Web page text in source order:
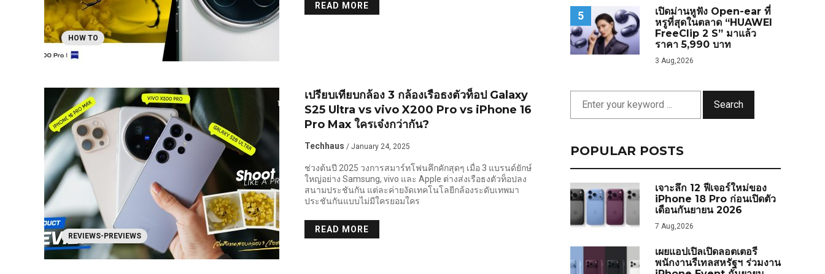
HOW TO
READ MORE
REVIEWS-PREVIEWS
เปรียบเทียบกล้อง 3 กล้องเรือธงตัวท็อป Galaxy
S25 Ultra vs vivo X200 Pro vs iPhone 16
Pro Max ใครเจ๋งกว่ากัน?
Techhaus / January 24, 2025
ช่วงต้นปี 2025 วงการสมาร์ทโฟนคึกคักสุดๆ เมื่อ 3 แบรนด์ยักษ์
ใหญ่อย่าง Samsung, vivo และ Apple ต่างส่งเรือธงตัวท็อปลง
สนามประชันกัน แต่ละค่ายงัดเทคโนโลยีกล้องระดับเทพมา
ประชันกันแบบไม่มีใครยอมใคร
READ MORE
5
เปิดม่านหูฟัง Open-ear ที่
หรูที่สุดในตลาด “HUAWEI
FreeClip 2 S” มาแล้ว
ราคา 5,990 บาท
3 Aug,2026
Search
POPULAR POSTS
เจาะลึก 12 ฟีเจอร์ใหม่ของ
iPhone 18 Pro ก่อนเปิดตัว
เดือนกันยายน 2026
7 Aug,2026
เผยแอปเปิลเปิดลอตเตอรี
พนักงานรีเทลสหรัฐฯ ร่วมงาน